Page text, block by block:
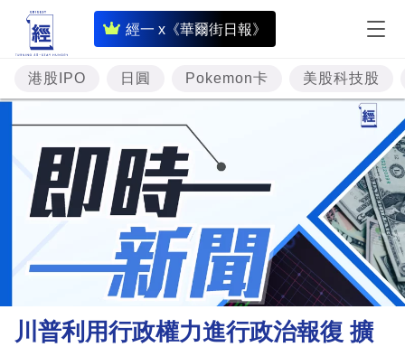
經一 x《華爾街日報》
即
時
財
經
專
題
投
資
樓
市
財
港股IPO 日圓 Pokemon卡 美股科技股
川普利用行政權力進行政治報復 擴